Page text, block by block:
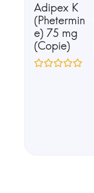
Adipex K
(Phetermin
e) 75 mg
(Copie)